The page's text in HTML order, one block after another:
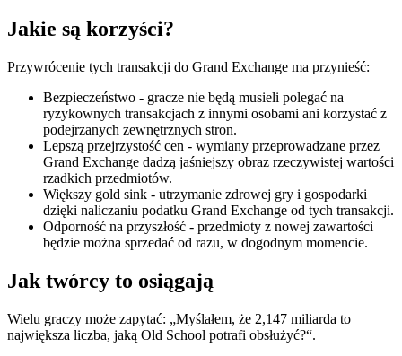
Jakie są korzyści?
Przywrócenie tych transakcji do Grand Exchange ma przynieść:
Bezpieczeństwo - gracze nie będą musieli polegać na
ryzykownych transakcjach z innymi osobami ani korzystać z
podejrzanych zewnętrznych stron.
Lepszą przejrzystość cen - wymiany przeprowadzane przez
Grand Exchange dadzą jaśniejszy obraz rzeczywistej wartości
rzadkich przedmiotów.
Większy gold sink - utrzymanie zdrowej gry i gospodarki
dzięki naliczaniu podatku Grand Exchange od tych transakcji.
Odporność na przyszłość - przedmioty z nowej zawartości
będzie można sprzedać od razu, w dogodnym momencie.
Jak twórcy to osiągają
Wielu graczy może zapytać: „Myślałem, że 2,147 miliarda to
największa liczba, jaką Old School potrafi obsłużyć?“.